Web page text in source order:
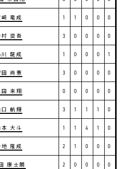
崎 竜成 1 1 0 0 0
村 奨吾 3 0 0 0 0
川 龍成 1 0 0 0 1
田 尚憲 3 0 0 0 0
田 来翔 0 0 0 0 0
口 航輝 3 1 1 1 0
本 大斗 1 1 4 1 0
地 隆成 2 1 0 0 0
康士朗 2 0 0 0 0